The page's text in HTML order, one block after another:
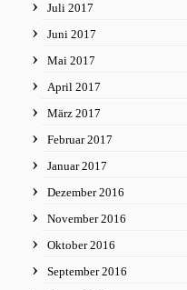
Juli 2017
Juni 2017
Mai 2017
April 2017
März 2017
Februar 2017
Januar 2017
Dezember 2016
November 2016
Oktober 2016
September 2016